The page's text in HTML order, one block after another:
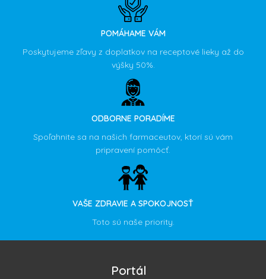
POMÁHAME VÁM
Poskytujeme zľavy z doplatkov na receptové lieky až do
výšky 50%.
ODBORNE PORADÍME
Spoľahnite sa na našich farmaceutov, ktorí sú vám
pripravení pomôcť.
VAŠE ZDRAVIE A SPOKOJNOSŤ
Toto sú naše priority.
Portál